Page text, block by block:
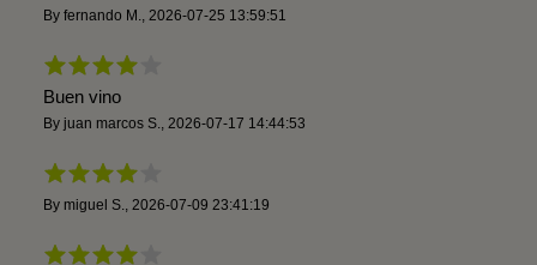
By fernando M. 2026-07-25 13:59:51
Buen vino
By juan marcos S. 2026-07-17 14:44:53
By miguel S. 2026-07-09 23:41:19